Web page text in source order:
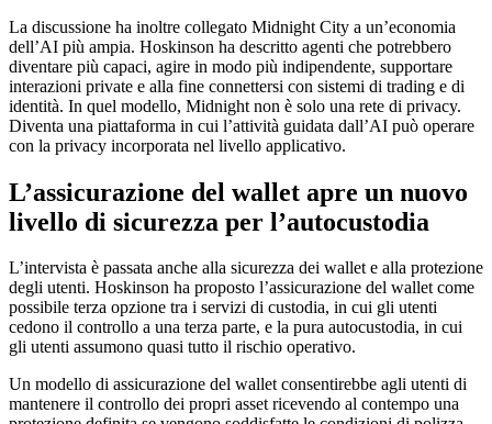
La discussione ha inoltre collegato Midnight City a un’economia
dell’AI più ampia. Hoskinson ha descritto agenti che potrebbero
diventare più capaci, agire in modo più indipendente, supportare
interazioni private e alla fine connettersi con sistemi di trading e di
identità. In quel modello, Midnight non è solo una rete di privacy.
Diventa una piattaforma in cui l’attività guidata dall’AI può operare
con la privacy incorporata nel livello applicativo.
L’assicurazione del wallet apre un nuovo
livello di sicurezza per l’autocustodia
L’intervista è passata anche alla sicurezza dei wallet e alla protezione
degli utenti. Hoskinson ha proposto l’assicurazione del wallet come
possibile terza opzione tra i servizi di custodia, in cui gli utenti
cedono il controllo a una terza parte, e la pura autocustodia, in cui
gli utenti assumono quasi tutto il rischio operativo.
Un modello di assicurazione del wallet consentirebbe agli utenti di
mantenere il controllo dei propri asset ricevendo al contempo una